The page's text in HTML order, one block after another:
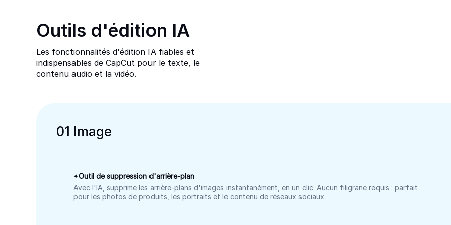
Outils d'édition IA
Les fonctionnalités d'édition IA fiables et
indispensables de CapCut pour le texte, le
contenu audio et la vidéo.
01 Image
Outil de suppression d'arrière-plan
Avec l'IA, supprime les arrière-plans d'images instantanément, en un clic. Aucun filigrane requis : parfait
pour les photos de produits, les portraits et le contenu de réseaux sociaux.